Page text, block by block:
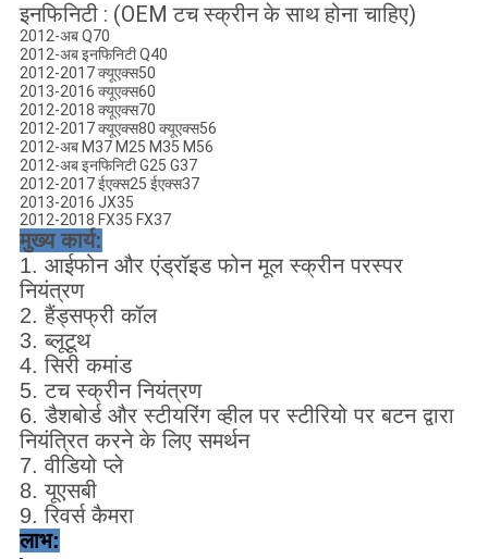
इनफिनिटी : (OEM टच स्क्रीन के साथ होना चाहिए)
2012-अब Q70
2012-अब इनफिनिटी Q40
2012-2017 क्यूएक्स50
2013-2016 क्यूएक्स60
2012-2018 क्यूएक्स70
2012-2017 क्यूएक्स80 क्यूएक्स56
2012-अब M37 M25 M35 M56
2012-अब इनफिनिटी G25 G37
2012-2017 ईएक्स25 ईएक्स37
2013-2016 JX35
2012-2018 FX35 FX37
मुख्य कार्य:
1. आईफोन और एंड्रॉइड फोन मूल स्क्रीन परस्पर
नियंत्रण
2. हैंड्सफ्री कॉल
3. ब्लूटूथ
4. सिरी कमांड
5. टच स्क्रीन नियंत्रण
6. डैशबोर्ड और स्टीयरिंग व्हील पर स्टीरियो पर बटन द्वारा
नियंत्रित करने के लिए समर्थन
7. वीडियो प्ले
8. यूएसबी
9. रिवर्स कैमरा
लाभ: